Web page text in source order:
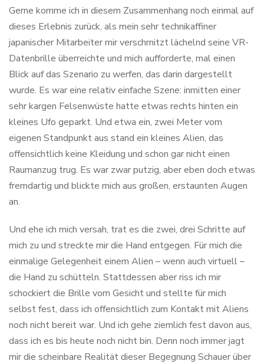
Gerne komme ich in diesem Zusammenhang noch einmal auf
dieses Erlebnis zurück, als mein sehr technikaffiner
japanischer Mitarbeiter mir verschmitzt lächelnd seine VR-
Datenbrille überreichte und mich aufforderte, mal einen
Blick auf das Szenario zu werfen, das darin dargestellt
wurde. Es war eine relativ einfache Szene: inmitten einer
sehr kargen Felsenwüste hatte etwas rechts hinten ein
kleines Ufo geparkt. Und etwa ein, zwei Meter vom
eigenen Standpunkt aus stand ein kleines Alien, das
offensichtlich keine Kleidung und schon gar nicht einen
Raumanzug trug. Es war zwar putzig, aber eben doch etwas
fremdartig und blickte mich aus großen, erstaunten Augen
an.
Und ehe ich mich versah, trat es die zwei, drei Schritte auf
mich zu und streckte mir die Hand entgegen. Für mich die
einmalige Gelegenheit einem Alien – wenn auch virtuell –
die Hand zu schütteln. Stattdessen aber riss ich mir
schockiert die Brille vom Gesicht und stellte für mich
selbst fest, dass ich offensichtlich zum Kontakt mit Aliens
noch nicht bereit war. Und ich gehe ziemlich fest davon aus,
dass ich es bis heute noch nicht bin. Denn noch immer jagt
mir die scheinbare Realität dieser Begegnung Schauer über